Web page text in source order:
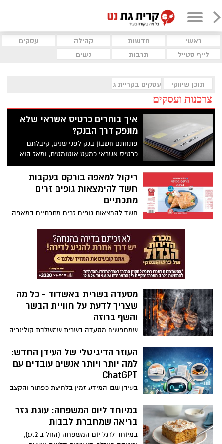
ראשי חדשות קהילה
עסקים
לייף סטייל
תרבות נשים
תוכן שיווקי עסקים בקריית גת
צרכנות ועסקים
איך בוחרים כרטיס אשראי שלא
מונפק דרך הבנק?
פתחתם חשבון בנק לפני שנים, קיבלתם
כרטיס אשראי כמעט אוטומטית, ומאז הוא
מתחדש מעצמו בלי שתשימו לב. אבל מתי
בפעם האחרונה בדקתם אם התנאים שלו
באמת מתאימים לכם? לא מעט משקי בית
קבועים על הטבות שהם בכלל לא מנצלים.
במקום לשאול איזה כרטיס נתנו לכם, שווה
לשאול איזה כרטיס אתם צריכים.
ריקול למאפה בורקס בעקבות
חשד להימצאות גופים זרים
מתכתיים
חשד להמצאות גופים זרים מתכתיים במאפה
בורקס של חברת ינון, המשווק על ידי רשת
רמי לוי. בחברה מודיעים על איסוף יזום של
המוצר
מסעדה בשרית באשדוד - כל מה
שצריך לדעת על חוויית הבשר
והשף ברוזה
שמחפשים מסעדה בשרית שמשלבת קולינריה
ברמה גבוהה עם אווירה מיוחדת וכשרות
מהימנה – מסעדת רוזה אשדוד היא הכתובת.
מסעדה שלא מסתפקת בממוצע, שלא
מתנצלת על שום פרט, ושמוכיחה בכל ביקור
אשדוד – ואפילו ברמה שמתחרה עם כל מה
העוזר הדיגיטלי של העידן החדש:
למה יותר ויותר אנשים עובדים עם
ChatGPT
בעידן שבו המידע זמין בלחיצת כפתור והקצב
היומיומי רק הולך ומתגבר, יותר ויותר אנשים
משלבים בחייהם כלי בינה מלאכותית כמו
ChatGPT. מדובר בעוזר דיגיטלי מתקדם
מעבודה ולימודים ועד ניהול משימות אישיות
במיוחד ליום המשפחה: עוגת גזר
בריאה שמחברת לבבות
במיוחד לרגל יום המשפחה (החל ב 17.2),